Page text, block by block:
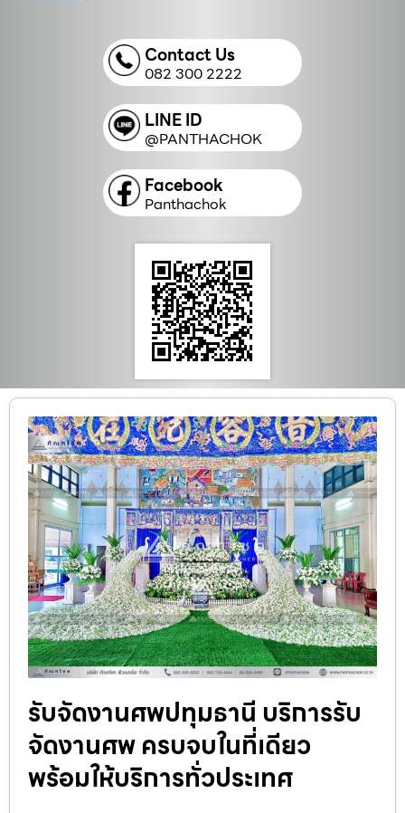
Contact Us
082 300 2222
LINE ID
@PANTHACHOK
Facebook
Panthachok
รับจัดงานศพปทุมธานี บริการรับ
จัดงานศพ ครบจบในที่เดียว
พร้อมให้บริการทั่วประเทศ